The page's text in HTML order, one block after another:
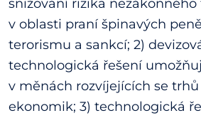
snižování rizika
v oblasti praní špinavých
terorismu a sankcí; 2)
technologická řešení
v měnách rozvíjejících se
ekonomik; 3) technologická